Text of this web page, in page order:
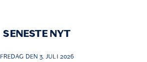
SENESTE NYT
FREDAG DEN 3. JULI 2026